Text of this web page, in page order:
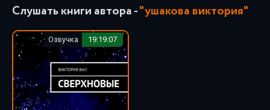
Слушать книги автора -"ушакова виктория"
Озвучка 19:19:07